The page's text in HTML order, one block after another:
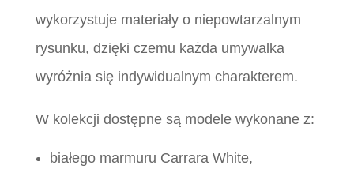
wykorzystuje materiały o niepowtarzalnym
rysunku, dzięki czemu każda umywalka
wyróżnia się indywidualnym charakterem.
W kolekcji dostępne są modele wykonane z:
białego marmuru Carrara White,